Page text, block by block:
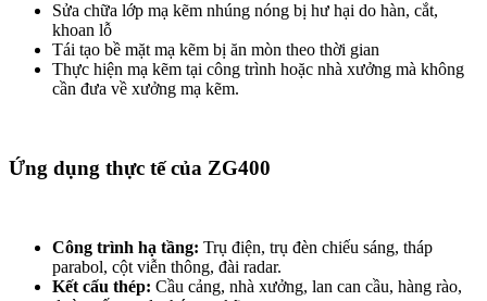
Sửa chữa lớp mạ kẽm nhúng nóng bị hư hại do hàn, cắt,
khoan lỗ
Tái tạo bề mặt mạ kẽm bị ăn mòn theo thời gian
Thực hiện mạ kẽm tại công trình hoặc nhà xưởng mà không
cần đưa về xưởng mạ kẽm.
Ứng dụng thực tế của ZG400
Công trình hạ tầng: Trụ điện, trụ đèn chiếu sáng, tháp
parabol, cột viễn thông, đài radar.
Kết cấu thép: Cầu cảng, nhà xưởng, lan can cầu, hàng rào,